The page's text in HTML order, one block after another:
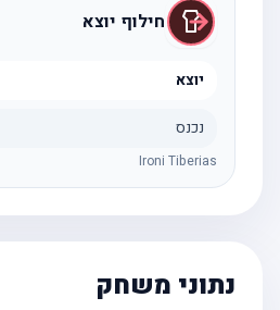
חילוף יוצא
יוצא
נכנס
Ironi Tiberias
נתוני משחק